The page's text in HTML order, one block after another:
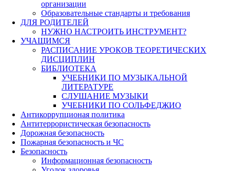
организации
Образовательные стандарты и требования
ДЛЯ РОДИТЕЛЕЙ
НУЖНО НАСТРОИТЬ ИНСТРУМЕНТ?
УЧАЩИМСЯ
РАСПИСАНИЕ УРОКОВ ТЕОРЕТИЧЕСКИХ
ДИСЦИПЛИН
БИБЛИОТЕКА
УЧЕБНИКИ ПО МУЗЫКАЛЬНОЙ
ЛИТЕРАТУРЕ
СЛУШАНИЕ МУЗЫКИ
УЧЕБНИКИ ПО СОЛЬФЕДЖИО
Антикоррупционая политика
Антитеррористическая безопасность
Дорожная безопасность
Пожарная безопасность и ЧС
Безопасность
Информационная безопасность